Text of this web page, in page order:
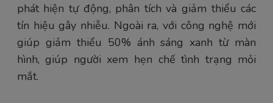
phát hiện tự động, phân tích và giảm thiểu các
tín hiệu gây nhiễu. Ngoài ra, với công nghệ mới
giúp giảm thiểu 50% ánh sáng xanh từ màn
hình, giúp người xem hẹn chế tình trạng mỏi
mắt.